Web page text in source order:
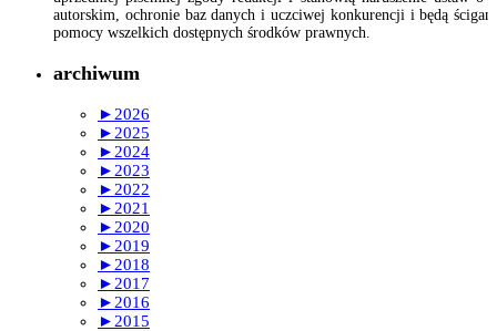
autorskim, ochronie baz danych i uczciwej konkurencji i będą
pomocy wszelkich dostępnych środków prawnych.
archiwum
► 2026
► 2025
► 2024
► 2023
► 2022
► 2021
► 2020
► 2019
► 2018
► 2017
► 2016
► 2015